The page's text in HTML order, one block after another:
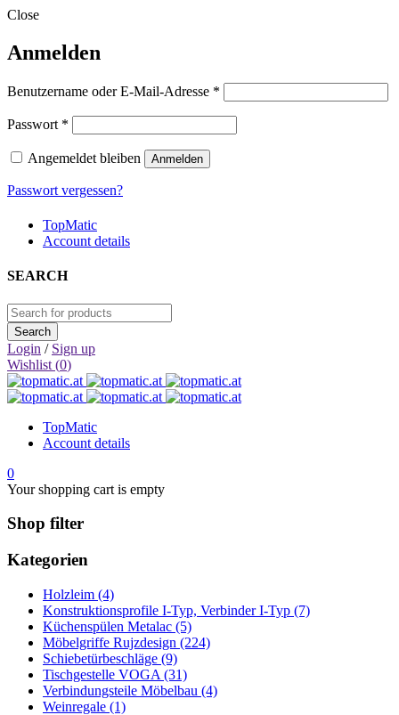
Close
Anmelden
Benutzername oder E-Mail-Adresse *
Passwort *
Angemeldet bleiben Anmelden
Passwort vergessen?
TopMatic
Account details
SEARCH
Login / Sign up
Wishlist (0)
TopMatic
Account details
0
Your shopping cart is empty
Shop filter
Kategorien
Holzleim (4)
Konstruktionsprofile I-Typ, Verbinder I-Typ (7)
Küchenspülen Metalac (5)
Möbelgriffe Rujzdesign (224)
Schiebetürbeschläge (9)
Tischgestelle VOGA (31)
Verbindungsteile Möbelbau (4)
Weinregale (1)